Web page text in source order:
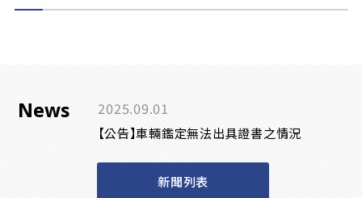
News 2025.09.01
【公告】車輛鑑定無法出具證書之情況
新聞列表